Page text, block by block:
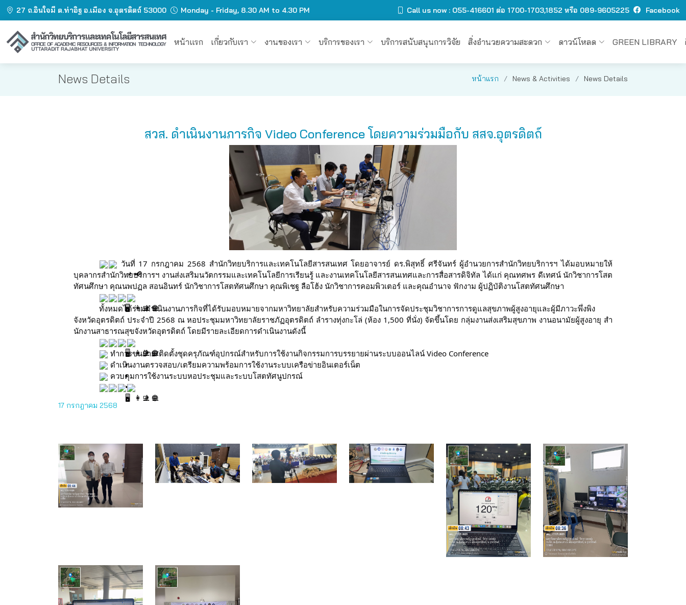
27 ถ.อินใจมี ต.ท่าอิฐ อ.เมือง จ.อุตรดิตถ์ 53000 Monday - Friday, 8.30 AM to 4.30 PM Call us now : O55-416601 ต่อ 1700-1703,1852 หรือ 089-9605225 Facebook
หน้าแรก เกี่ยวกับเรา งานของเรา บริการของเรา บริการสนับสนุนการวิจัย สิ่งอำนวยความสะดวก ดาวน์โหลด GREEN LIBRARY
News Details หน้าแรก News & Activities News Details
สวส. ดำเนินงานภารกิจ Video Conference โดยความร่วมมือกับ สสจ.อุตรดิตถ์
วันที่ 17 กรกฎาคม 2568 สำนักวิทยบริการและเทคโนโลยีสารสนเทศ โดยอาจารย์ ดร.พิสุทธิ์ ศรีจันทร์ ผู้อำนวยการสำนักวิทยบริการฯ ได้มอบหมายให้
บุคลากรสำนักวิทยบริการฯ งานส่งเสริมนวัตกรรมและเทคโนโลยีการเรียนรู้ และงานเทคโนโลยีสารสนเทศและการสื่อสารดิจิทัล ได้แก่ คุณทศพร ดีเทศน์ นักวิชาการโสต
ทัศนศึกษา คุณนพปฏล สอนอินทร์ นักวิชาการโสตทัศนศึกษา คุณพิเชฐ ลือโฮ้ง นักวิชาการคอมพิวเตอร์ และคุณอำนาจ ฟักงาม ผู้ปฏิบัติงานโสตทัศนศึกษา
ทั้งหมดได้ร่วมดำเนินงานภารกิจที่ได้รับมอบหมายจากมหาวิทยาลัยสำหรับความร่วมมือในการจัดประชุมวิชาการการดูแลสุขภาพผู้สูงอายุและผู้มีภาวะพึ่งพิง
จังหวัดอุตรดิตถ์ ประจําปี 2568 ณ หอประชุมมหาวิทยาลัยราชภัฏอุตรดิตถ์ ลำรางทุ่งกะโล่ (ห้อง 1,500 ที่นั่ง) จัดขึ้นโดย กลุ่มงานส่งเสริมสุขภาพ งานอนามัยผู้สูงอายุ สํา
นักงานสาธารณสุขจังหวัดอุตรดิตถ์ โดยมีรายละเอียดการดำเนินงานดังนี้
ทำการขนย้าย/ติดตั้งชุดครุภัณฑ์อุปกรณ์สำหรับการใช้งานกิจกรรมการบรรยายผ่านระบบออนไลน์ Video Conference
ดำเนินงานตรวจสอบ/เตรียมความพร้อมการใช้งานระบบเครือข่ายอินเตอร์เน็ต
ควบคุมการใช้งานระบบหอประชุมและระบบโสตทัศนูปกรณ์
17 กรกฎาคม 2568